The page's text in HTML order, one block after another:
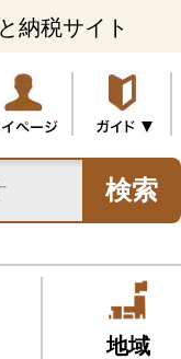
納税サイト
検索
地域